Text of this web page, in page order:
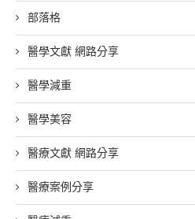
部落格
醫學文獻 網路分享
醫學減重
醫學美容
醫療文獻 網路分享
醫療案例分享